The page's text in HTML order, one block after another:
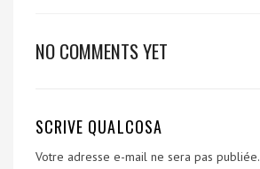
NO COMMENTS YET
SCRIVE QUALCOSA
Votre adresse e-mail ne sera pas publiée.